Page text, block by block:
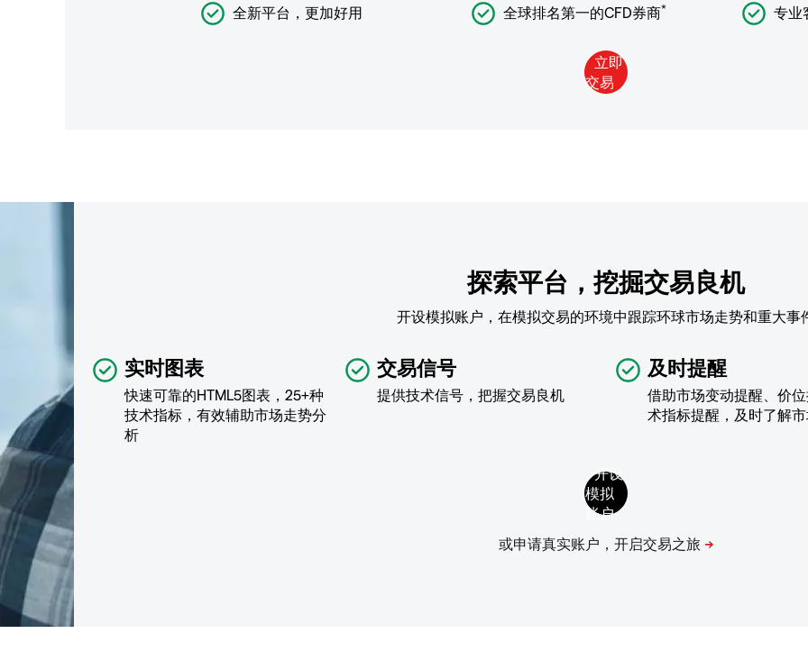
全新平台，更加好用 全球排名第一的CFD券商* 专业
探索平台，挖掘交易良机
开设模拟账户，在模拟交易的环境中跟踪环球市场走势和重大事
实时图表
快速可靠的HTML5图表，25+种
技术指标，有效辅助市场走势分
析
交易信号
提供技术信号，把握交易良机
及时提醒
借助市场变动提醒、价
术指标提醒，及时了解